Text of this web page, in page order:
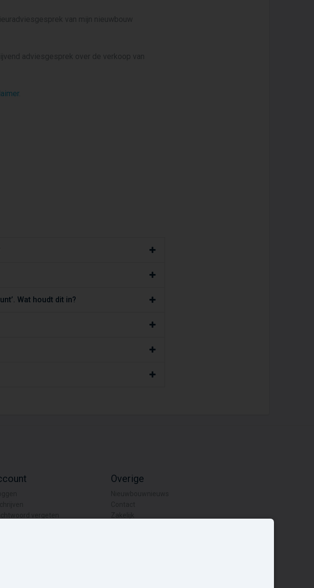
van mijn nieuwbouw
adviesgesprek over de verkoop van
.
Wat houdt dit in?
Overige